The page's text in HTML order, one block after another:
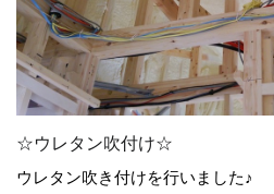
☆ウレタン吹付け☆
ウレタン吹き付けを行いました♪